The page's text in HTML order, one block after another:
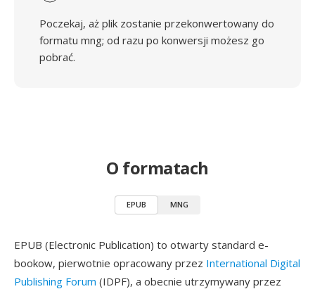
Poczekaj, aż plik zostanie przekonwertowany do
formatu mng; od razu po konwersji możesz go
pobrać.
O formatach
EPUB MNG
EPUB (Electronic Publication) to otwarty standard e-
bookow, pierwotnie opracowany przez International Digital
Publishing Forum (IDPF), a obecnie utrzymywany przez